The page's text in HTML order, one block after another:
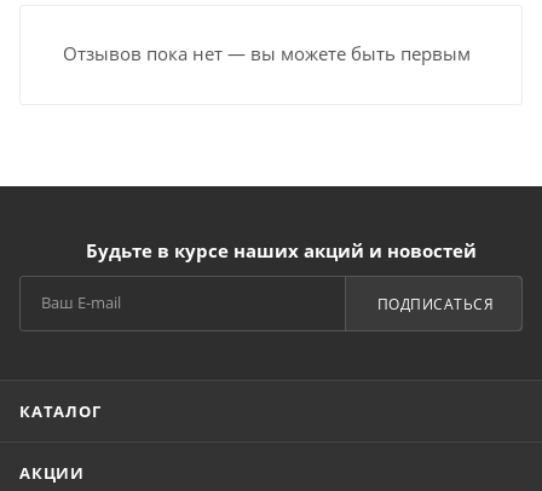
Отзывов пока нет — вы можете быть первым
Будьте в курсе наших акций и новостей
ПОДПИСАТЬСЯ
КАТАЛОГ
АКЦИИ